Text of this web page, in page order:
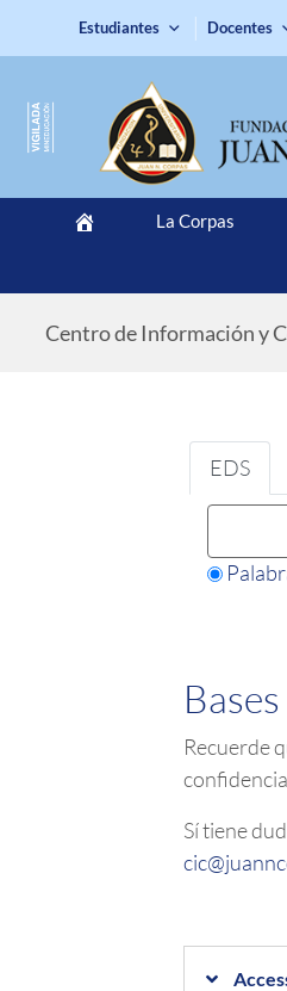
Estudiantes Docentes
La Corpas
Centro de Información y
EDS
Recuerde
Sí tiene